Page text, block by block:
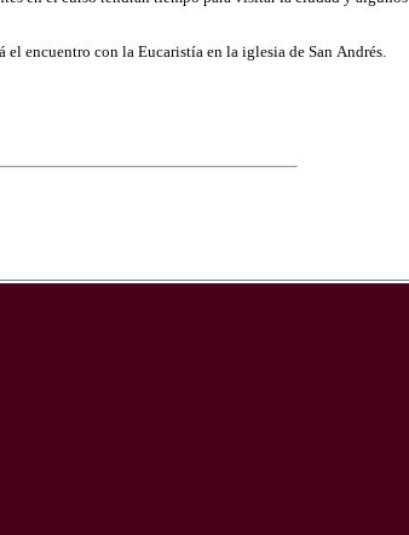
el en­cuen­tro con la Eu­ca­ris­tía en la igle­sia de San An­drés.